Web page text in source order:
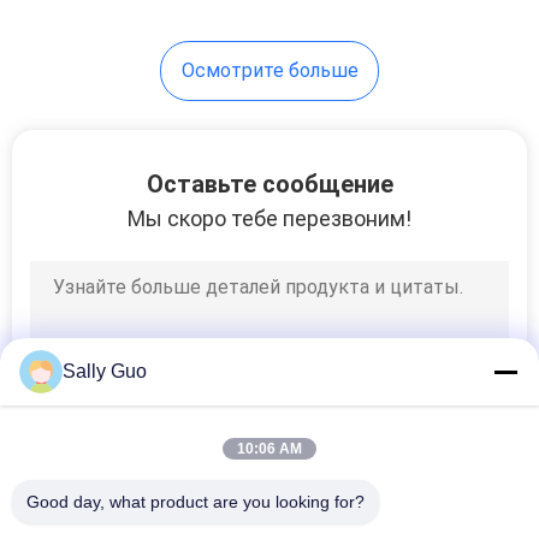
система
энергии батареи
Система
накопления
энергии Ess
Осмотрите больше
Оставьте сообщение
Мы скоро тебе перезвоним!
Sally Guo
10:06 AM
Good day, what product are you looking for?